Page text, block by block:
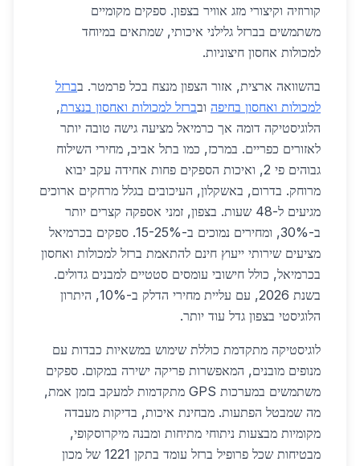
קורוזיה וקיצורי מזג אוויר בצפון. ספקים מקומיים
משתמשים בברזל גלילני איכותי, שמתאים במיוחד
למכולות אחסון חיצוניות.
בהשוואה ארצית, אזור הצפון מנצח בכל פרמטר. בברזל
למכולות ואחסון בחיפה ובברזל למכולות ואחסון בנצרת,
הלוגיסטיקה דומה אך כרמיאל מציעה גישה טובה יותר
לאזורים כפריים. במרכז, כמו בתל אביב, מחירי השילוח
גבוהים פי 2, ואיכות הספקים פחות אחידה עקב יבוא
מרוחק. בדרום, באשקלון, העיכובים בגלל מרחקים ארוכים
מגיעים ל-48 שעות. בצפון, זמני אספקה קצרים יותר
ב-30%, ומחירים נמוכים ב-15-25%. ספקים בכרמיאל
מציעים שירותי ייעוץ חינם להתאמת ברזל למכולות ואחסון
בכרמיאל, כולל חישובי עומסים סטטיים למבנים גדולים.
בשנת 2026, עם עליית מחירי הדלק ב-10%, היתרון
הלוגיסטי בצפון גדל עוד יותר.
לוגיסטיקה מתקדמת כוללת שימוש במשאיות כבדות עם
מנופים מובנים, המאפשרות פריקה ישירה במקום. ספקים
משתמשים במערכות GPS מתקדמות למעקב בזמן אמת,
מה שמבטל הפתעות. מבחינת איכות, בדיקות מעבדה
מקומיות מבצעות ניתוחי מתיחות ומבנה מיקרוסקופי,
מבטיחות שכל פרופיל ברזל עומד בתקן 1221 של מכון